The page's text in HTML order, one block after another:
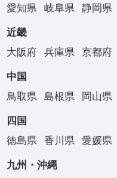
愛知県
岐阜県 静岡県
近畿
大阪府
兵庫県 京都府
中国
鳥取県
島根県 岡山県
四国
徳島県
香川県 愛媛県
九州・沖縄